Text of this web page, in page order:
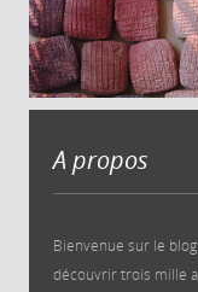
A propos
Bienvenue sur le
découvrir trois mille